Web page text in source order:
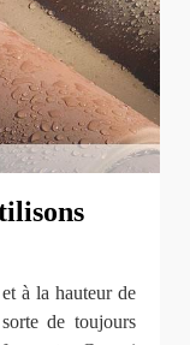
à la hauteur de
de toujours